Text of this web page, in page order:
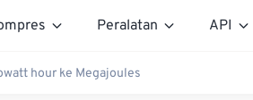
Peralatan API
hour ke Megajoules